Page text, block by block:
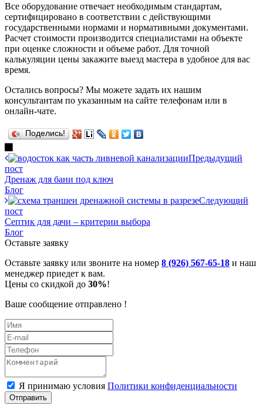
Все оборудование отвечает необходимым стандартам,
сертифицировано в соответствии с действующими
государственными нормами и нормативными документами.
Расчет стоимости производится специалистами на объекте
при оценке сложности и объеме работ. Для точной
калькуляции цены закажите выезд мастера в удобное для вас
время.
Остались вопросы? Мы можете задать их нашим
консультантам по указанным на сайте телефонам или в
онлайн-чате.
Поделись!
Предыдущий
пост
Дренаж для бани под ключ
Блог
Следующий
пост
Септик для дачи – критерии выбора
Блог
Оставьте заявку
Оставьте заявку или звоните на номер 8 (926) 567-65-18 и наш
менеджер приедет к вам.
Цены со скидкой до 30%!
Ваше сообщение отправлено !
Я принимаю условия Политики конфиденциальности
Отправить